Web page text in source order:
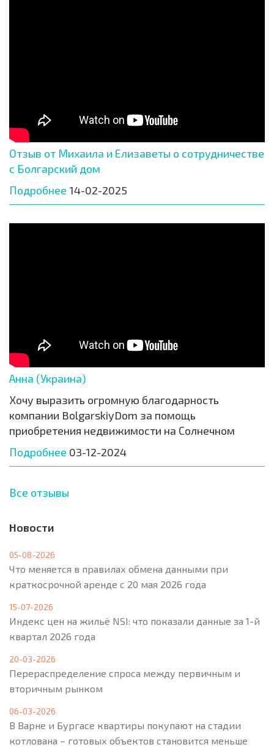
Отзыв от Михаила и Елизаветы о сотрудничестве
с Болгарский дом
Подробнее 14-02-2025
Анна (Украина)
Хочу выразить огромную благодарность
компании BolgarskiyDom за помощь
приобретения недвижимости на Солнечном
Подробнее 03-12-2024
Все отзывы
Новости
05-08-2026
Что меняется в правилах обмена данными при
краткосрочной аренде с 20 мая 2026 года
15-07-2026
Индекс цен на жильё NSI: что показали данные за 1-й
квартал 2026 года
20-03-2026
Перераспределение спроса между первичным и
вторичным рынком
06-03-2026
В Варне и Бургасе квартиры покупают на стадии
котлована – готовых объектов становится меньше